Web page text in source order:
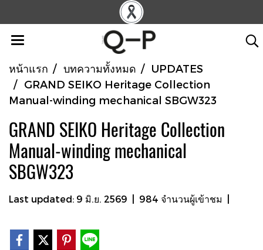
หน้าแรก บทความทั้งหมด
UPDATES
GRAND SEIKO Heritage Collection
Manual-winding mechanical SBGW323
GRAND SEIKO Heritage Collection
Manual-winding mechanical
SBGW323
Last updated: 9 มิ.ย. 2569 984 จำนวนผู้เข้าชม